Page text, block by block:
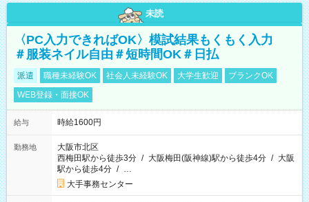
未読
〈PC入力できればOK〉模試結果もくもく入力
＃服装ネイル自由＃短時間OK＃日払
派遣 職種未経験OK 社会人未経験OK 大学生歓迎
ブランクOK
WEB登録・面接OK
給与 時給1600円
勤務地
大阪市北区
西梅田駅から徒歩3分 / 大阪梅田(阪神線)駅から徒歩4分 / 大阪
駅から徒歩4分 / …
大手事務センター